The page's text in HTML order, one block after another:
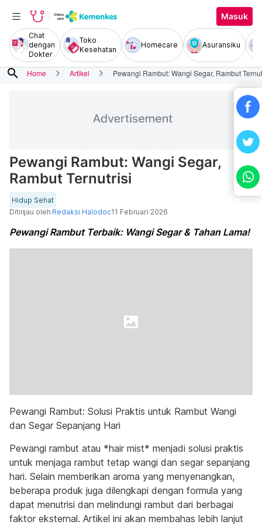
Masuk
Chat
dengan
Dokter
Toko
Kesehatan
Homecare Asuransiku
search Home Artikel Pewangi Rambut: Wangi Segar, Rambut
Pewangi Rambut: Wangi Segar,
Rambut Ternutrisi
Hidup Sehat
Ditinjau oleh Redaksi Halodoc11 Februari 2026
Pewangi Rambut Terbaik: Wangi Segar & Tahan Lama!
Pewangi Rambut: Solusi Praktis untuk Rambut Wangi
dan Segar Sepanjang Hari
Pewangi rambut atau *hair mist* menjadi solusi praktis
untuk menjaga rambut tetap wangi dan segar sepanjang
hari. Selain memberikan aroma yang menyenangkan,
beberapa produk juga dilengkapi dengan formula yang
dapat menutrisi dan melindungi rambut dari berbagai
faktor eksternal. Artikel ini akan membahas lebih lanjut